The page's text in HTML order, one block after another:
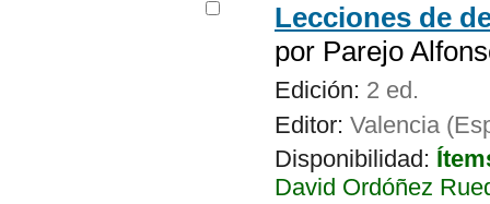
Lecciones de
por Parejo
Edición: 2 ed.
Editor: Valencia
Disponibilidad:
David Ordóñez